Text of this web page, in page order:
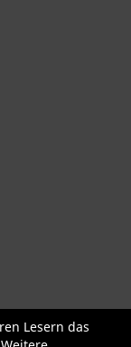
Orbea
Yeti
Lesern das